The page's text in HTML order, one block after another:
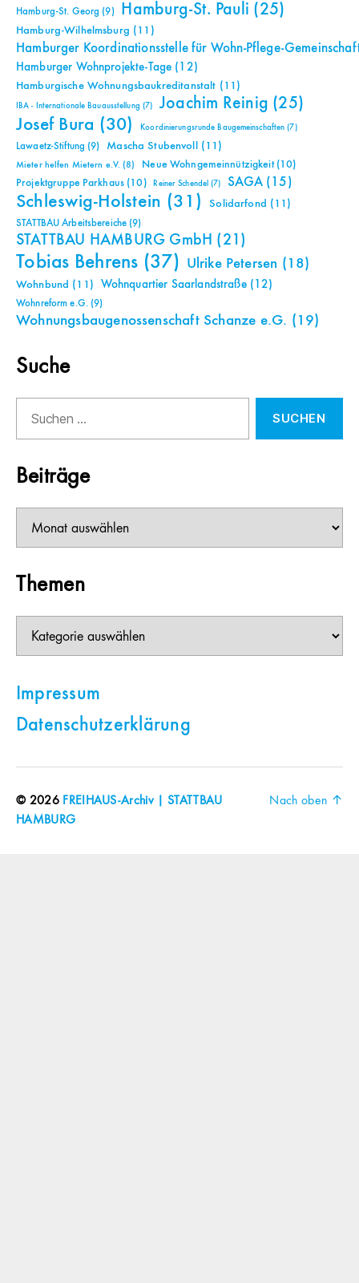
Hamburg-St. Georg (9) Hamburg-St. Pauli (25)
Hamburg-Wilhelmsburg (11)
Hamburger Koordinationsstelle für Wohn-Pflege-
Hamburger Wohnprojekte-Tage (12)
Hamburgische Wohnungsbaukreditanstalt (11)
IBA - Internationale Bauausstellung (7) Joachim Reinig (25)
Josef Bura (30) Koordinierungsrunde Baugemeinschaften (7)
Lawaetz-Stiftung (9) Mascha Stubenvoll (11)
Mieter helfen Mietern e.V. (8) Neue Wohngemeinnützigkeit(10)
Projektgruppe Parkhaus (10) Reiner Schendel (7) SAGA(15)
Schleswig-Holstein (31) Solidarfond (11)
STATTBAU Arbeitsbereiche (9)
STATTBAU HAMBURG GmbH (21)
Tobias Behrens (37) Ulrike Petersen (18)
Wohnbund (11) Wohnquartier Saarlandstraße(12)
Wohnreform e.G.(9)
Wohnungsbaugenossenschaft Schanze e.G. (19)
Suche
nach:
Beiträge
Themen
Impressum
Datenschutzerklärung
© 2026 FREIHAUS-Archiv | STATTBAU
HAMBURG
Nach oben ↑